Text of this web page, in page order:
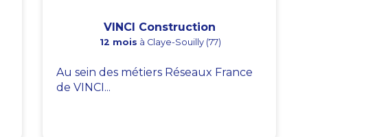
VINCI Construction
12 mois à Claye-Souilly (77)
Au sein des métiers Réseaux France
de VINCI...